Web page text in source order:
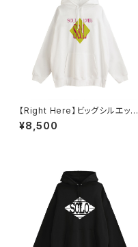
【Right Here】ビッグシルエット
裏パイルPOパーカー（ホワイト）
¥8,500